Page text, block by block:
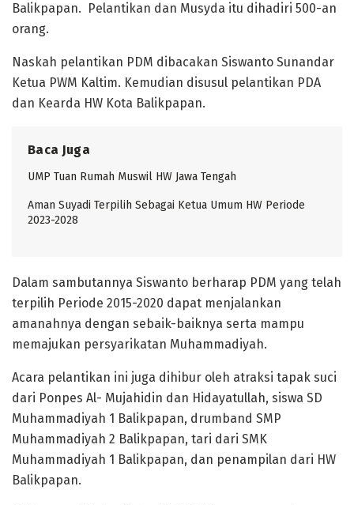
Balikpapan. Pelantikan dan Musyda itu dihadiri 500-an
orang.
Naskah pelantikan PDM dibacakan Siswanto Sunandar
Ketua PWM Kaltim. Kemudian disusul pelantikan PDA
dan Kearda HW Kota Balikpapan.
Baca Juga
UMP Tuan Rumah Muswil HW Jawa Tengah
Aman Suyadi Terpilih Sebagai Ketua Umum HW Periode
2023-2028
Dalam sambutannya Siswanto berharap PDM yang telah
terpilih Periode 2015-2020 dapat menjalankan
amanahnya dengan sebaik-baiknya serta mampu
memajukan persyarikatan Muhammadiyah.
Acara pelantikan ini juga dihibur oleh atraksi tapak suci
dari Ponpes Al- Mujahidin dan Hidayatullah, siswa SD
Muhammadiyah 1 Balikpapan, drumband SMP
Muhammadiyah 2 Balikpapan, tari dari SMK
Muhammadiyah 1 Balikpapan, dan penampilan dari HW
Balikpapan.